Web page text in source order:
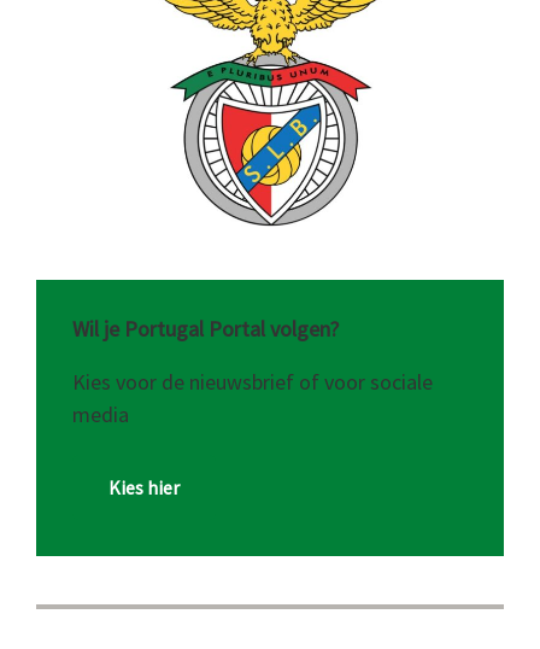
Wil je Portugal Portal volgen?
Kies voor de nieuwsbrief of voor sociale
media
Kies hier